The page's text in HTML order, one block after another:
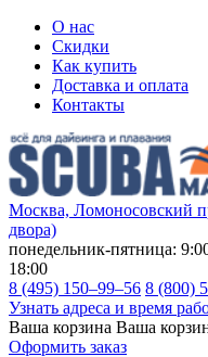
О нас
Скидки
Как купить
Доставка и оплата
Контакты
Москва, Ломоносовский
двора)
понедельник-пятница:
18:00
8 (495) 150–99–56 8 (800)
Узнать адреса и время
Ваша корзина Ваша
Оформить заказ